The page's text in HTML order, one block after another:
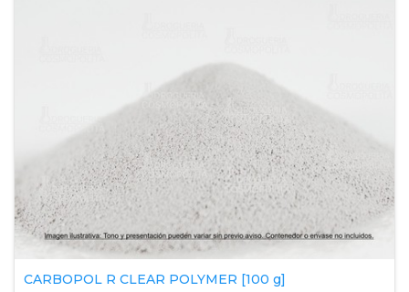
CARBOPOL R CLEAR POLYMER [100 g]